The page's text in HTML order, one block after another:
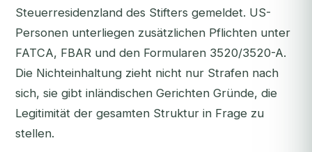
Steuerresidenzland des Stifters gemeldet. US-
Personen unterliegen zusätzlichen Pflichten unter
FATCA, FBAR und den Formularen 3520/3520-A.
Die Nichteinhaltung zieht nicht nur Strafen nach
sich, sie gibt inländischen Gerichten Gründe, die
Legitimität der gesamten Struktur in Frage zu
stellen.